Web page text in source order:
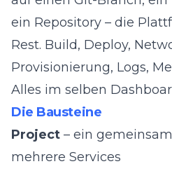
ein Repository – die
Rest. Build, Deploy,
Provisionierung, Logs,
Alles im selben
Die Bausteine
Project – ein
mehrere Services